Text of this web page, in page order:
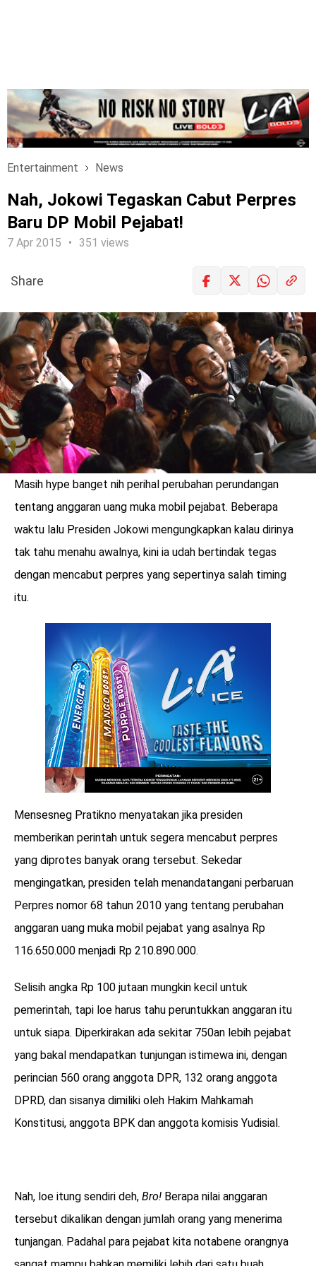
Entertainment News
Nah, Jokowi Tegaskan Cabut Perpres
Baru DP Mobil Pejabat!
7 Apr 2015 351 views
LOGIN
Share
Masih hype banget nih perihal perubahan perundangan
tentang anggaran uang muka mobil pejabat. Beberapa
waktu lalu Presiden Jokowi mengungkapkan kalau dirinya
tak tahu menahu awalnya, kini ia udah bertindak tegas
dengan mencabut perpres yang sepertinya salah timing
itu.
Mensesneg Pratikno menyatakan jika presiden
memberikan perintah untuk segera mencabut perpres
yang diprotes banyak orang tersebut. Sekedar
mengingatkan, presiden telah menandatangani perbaruan
Perpres nomor 68 tahun 2010 yang tentang perubahan
anggaran uang muka mobil pejabat yang asalnya Rp
116.650.000 menjadi Rp 210.890.000.
Selisih angka Rp 100 jutaan mungkin kecil untuk
pemerintah, tapi loe harus tahu peruntukkan anggaran itu
untuk siapa. Diperkirakan ada sekitar 750an lebih pejabat
yang bakal mendapatkan tunjungan istimewa ini, dengan
perincian 560 orang anggota DPR, 132 orang anggota
DPRD, dan sisanya dimiliki oleh Hakim Mahkamah
Konstitusi, anggota BPK dan anggota komisis Yudisial.
Nah, loe itung sendiri deh, Bro! Berapa nilai anggaran
tersebut dikalikan dengan jumlah orang yang menerima
tunjangan. Padahal para pejabat kita notabene orangnya